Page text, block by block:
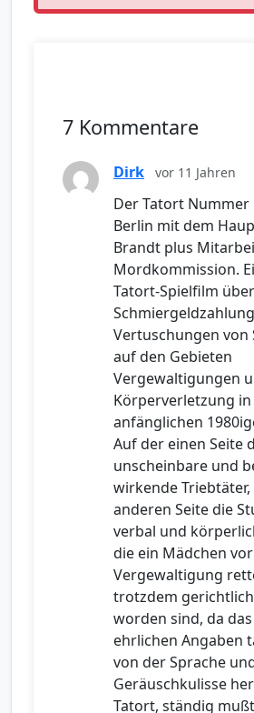
7 Kommentare
Dirk vor 11 Jahren
Der Tatort Nummer
Berlin mit dem
Brandt plus
Mordkommission.
Tatort-Spielfilm über
Vertuschungen von
auf den Gebieten
Vergewaltigungen
Körperverletzung in
anfänglichen
Auf der einen Seite
unscheinbare und
wirkende
anderen Seite die
verbal und
die ein Mädchen
Vergewaltigung
trotzdem
worden sind, da
ehrlichen Angaben
von der Sprache
Geräuschkulisse
Tatort, ständig